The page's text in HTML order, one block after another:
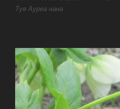
Туя Ауреа нана